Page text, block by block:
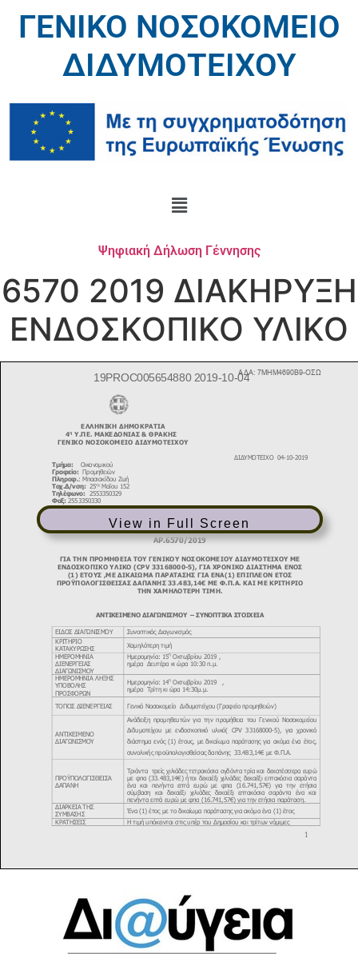
ΓΕΝΙΚΟ ΝΟΣΟΚΟΜΕΙΟ
ΔΙΔΥΜΟΤΕΙΧΟΥ
Ψηφιακή Δήλωση Γέννησης
6570 2019 ΔΙΑΚΗΡΥΞΗ
ΕΝΔΟΣΚΟΠΙΚΟ ΥΛΙΚΟ
View in Full Screen